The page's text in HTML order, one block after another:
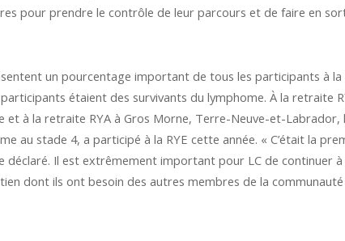
pour prendre le contrôle de leur parcours et de faire en
un pourcentage important de tous les participants à
étaient des survivants du lymphome. À la retraite
et à la retraite RYA à Gros Morne, Terre-Neuve-et-Labrador,
au stade 4, a participé à la RYE cette année. « C’était la
Il est extrêmement important pour LC de continuer
dont ils ont besoin des autres membres de la